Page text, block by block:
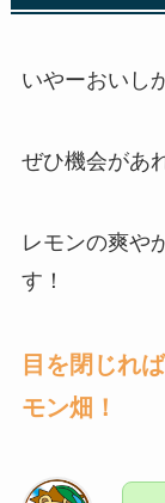
いやーおいし
ぜひ機会があ
レモンの爽や
す！
目を閉じれ
モン畑！